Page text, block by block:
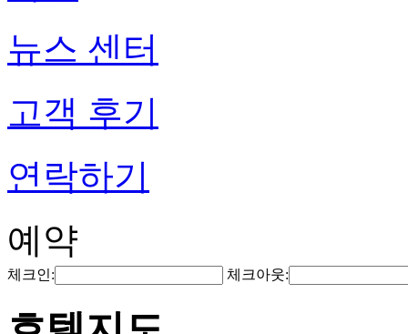
뉴스 센터
고객 후기
연락하기
예약
체크인: 체크아웃: